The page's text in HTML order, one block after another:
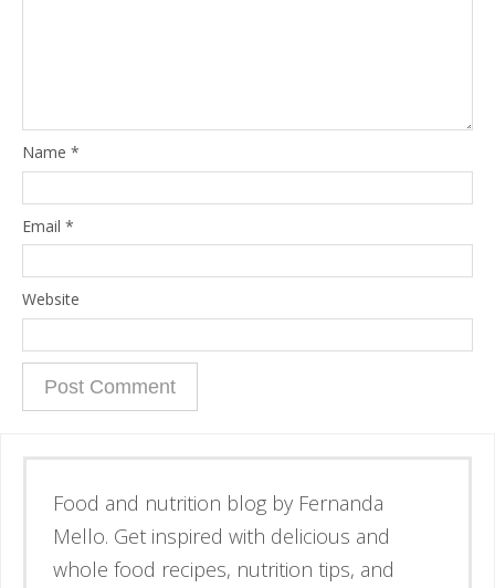
Name *
Email *
Website
Esse é o blog da nutricionista Fernanda
Mello. Se inspire através de receitas
simples e deliciosas, alimentos de verdade